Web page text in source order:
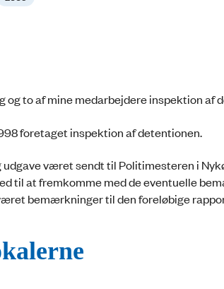
og to af mine medarbejdere inspektion af
foretaget inspektion af detentionen.
udgave været sendt til Politimesteren i
til at fremkomme med de eventuelle
bemærkninger til den foreløbige